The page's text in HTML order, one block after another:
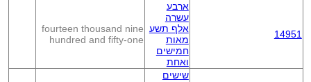
14951
ארבע
עשרה
אלף תשע
מאות
חמישים
ואחת
fourteen thousand nine
hundred and fifty-one
שישים